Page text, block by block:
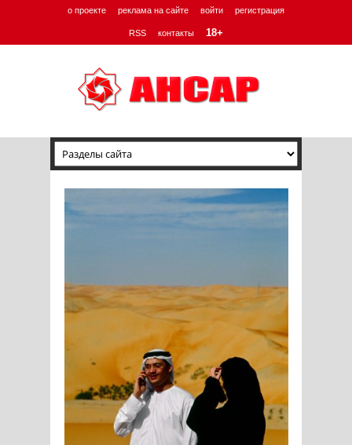
о проекте реклама на сайте войти регистрация
RSS контакты 18+